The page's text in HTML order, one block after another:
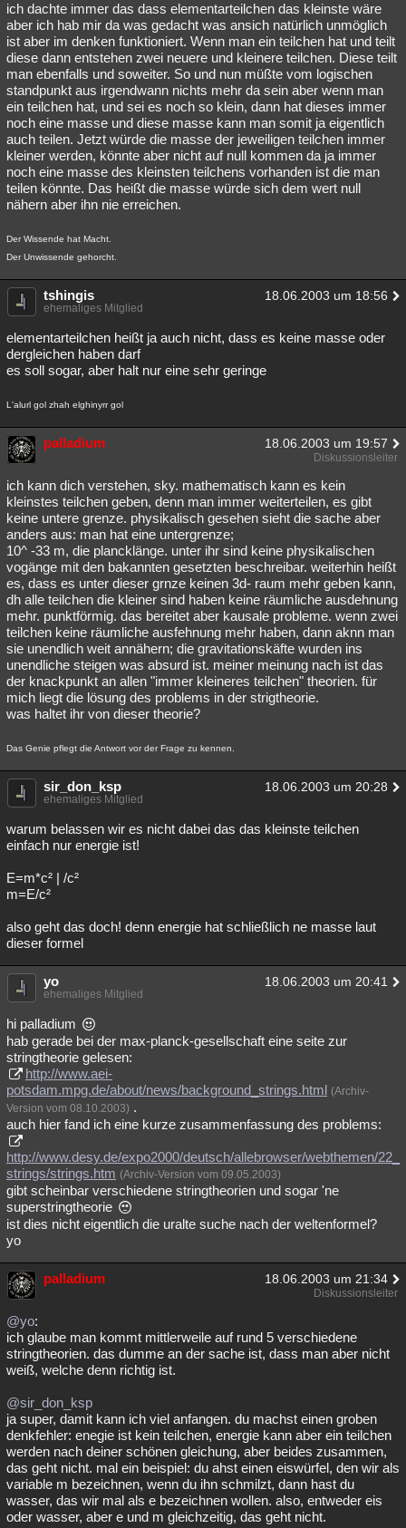
ich dachte immer das dass elementarteilchen das kleinste wäre
aber ich hab mir da was gedacht was ansich natürlich unmöglich
ist aber im denken funktioniert. Wenn man ein teilchen hat und teilt
diese dann entstehen zwei neuere und kleinere teilchen. Diese teilt
man ebenfalls und soweiter. So und nun müßte vom logischen
standpunkt aus irgendwann nichts mehr da sein aber wenn man
ein teilchen hat, und sei es noch so klein, dann hat dieses immer
noch eine masse und diese masse kann man somit ja eigentlich
auch teilen. Jetzt würde die masse der jeweiligen teilchen immer
kleiner werden, könnte aber nicht auf null kommen da ja immer
noch eine masse des kleinsten teilchens vorhanden ist die man
teilen könnte. Das heißt die masse würde sich dem wert null
nähern aber ihn nie erreichen.
Der Wissende hat Macht.
Der Unwissende gehorcht.
tshingis 18.06.2003 um 18:56
ehemaliges Mitglied
elementarteilchen heißt ja auch nicht, dass es keine masse oder
dergleichen haben darf
es soll sogar, aber halt nur eine sehr geringe
L'alurl gol zhah elghinyrr gol
palladium 18.06.2003 um 19:57
Diskussionsleiter
ich kann dich verstehen, sky. mathematisch kann es kein
kleinstes teilchen geben, denn man immer weiterteilen, es gibt
keine untere grenze. physikalisch gesehen sieht die sache aber
anders aus: man hat eine untergrenze;
10^ -33 m, die plancklänge. unter ihr sind keine physikalischen
vogänge mit den bakannten gesetzten beschreibar. weiterhin heißt
es, dass es unter dieser grnze keinen 3d- raum mehr geben kann,
dh alle teilchen die kleiner sind haben keine räumliche ausdehnung
mehr. punktförmig. das bereitet aber kausale probleme. wenn zwei
teilchen keine räumliche ausfehnung mehr haben, dann aknn man
sie unendlich weit annähern; die gravitationskäfte wurden ins
unendliche steigen was absurd ist. meiner meinung nach ist das
der knackpunkt an allen "immer kleineres teilchen" theorien. für
mich liegt die lösung des problems in der strigtheorie.
was haltet ihr von dieser theorie?
Das Genie pflegt die Antwort vor der Frage zu kennen.
sir_don_ksp 18.06.2003 um 20:28
ehemaliges Mitglied
warum belassen wir es nicht dabei das das kleinste teilchen
einfach nur energie ist!
E=m*c² | /c²
m=E/c²
also geht das doch! denn energie hat schließlich ne masse laut
dieser formel
yo 18.06.2003 um 20:41
ehemaliges Mitglied
hi palladium
hab gerade bei der max-planck-gesellschaft eine seite zur
stringtheorie gelesen:
http://www.aei-
potsdam.mpg.de/about/news/background_strings.html (Archiv-
Version vom 08.10.2003) .
auch hier fand ich eine kurze zusammenfassung des problems:
http://www.desy.de/expo2000/deutsch/allebrowser/webthemen/22_
strings/strings.htm (Archiv-Version vom 09.05.2003)
gibt scheinbar verschiedene stringtheorien und sogar 'ne
superstringtheorie
ist dies nicht eigentlich die uralte suche nach der weltenformel?
yo
palladium 18.06.2003 um 21:34
Diskussionsleiter
@yo:
ich glaube man kommt mittlerweile auf rund 5 verschiedene
stringtheorien. das dumme an der sache ist, dass man aber nicht
weiß, welche denn richtig ist.
@sir_don_ksp
ja super, damit kann ich viel anfangen. du machst einen groben
denkfehler: enegie ist kein teilchen, energie kann aber ein teilchen
werden nach deiner schönen gleichung, aber beides zusammen,
das geht nicht. mal ein beispiel: du ahst einen eiswürfel, den wir als
variable m bezeichnen, wenn du ihn schmilzt, dann hast du
wasser, das wir mal als e bezeichnen wollen. also, entweder eis
oder wasser, aber e und m gleichzeitig, das geht nicht.